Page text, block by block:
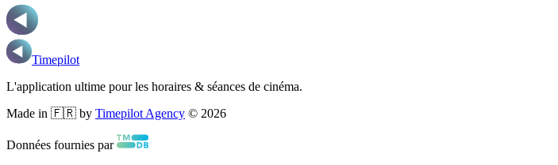
Timepilot
L'application ultime pour les horaires & séances de cinéma.
Made in 🇫🇷 by Timepilot Agency © 2026
Données fournies par